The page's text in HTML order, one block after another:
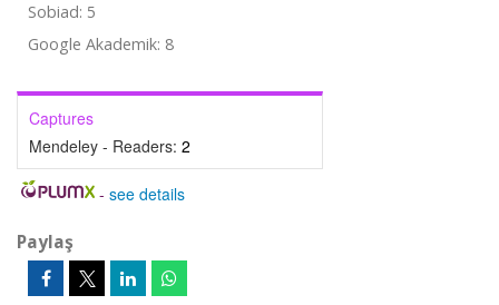
Sobiad: 5
Google Akademik: 8
Captures
Mendeley - Readers: 2
- see details
Paylaş